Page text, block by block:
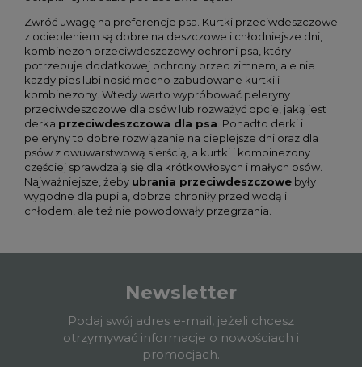
Zwróć uwagę na preferencje psa. Kurtki przeciwdeszczowe
z ociepleniem są dobre na deszczowe i chłodniejsze dni,
kombinezon przeciwdeszczowy ochroni psa, który
potrzebuje dodatkowej ochrony przed zimnem, ale nie
każdy pies lubi nosić mocno zabudowane kurtki i
kombinezony. Wtedy warto wypróbować peleryny
przeciwdeszczowe dla psów lub rozważyć opcję, jaką jest
derka przeciwdeszczowa dla psa . Ponadto derki i
peleryny to dobre rozwiązanie na cieplejsze dni oraz dla
psów z dwuwarstwową sierścią, a kurtki i kombinezony
częściej sprawdzają się dla krótkowłosych i małych psów.
Najważniejsze, żeby ubrania przeciwdeszczowe były
wygodne dla pupila, dobrze chroniły przed wodą i
chłodem, ale też nie powodowały przegrzania.
Newsletter
Podaj swój adres e-mail, jeżeli chcesz
otrzymywać informacje o nowościach i
promocjach.